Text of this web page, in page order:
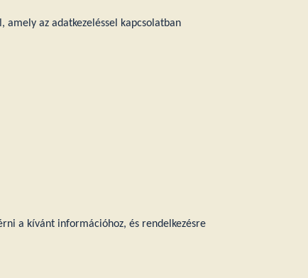
amely az adatkezeléssel kapcsolatban
a kívánt információhoz, és rendelkezésre